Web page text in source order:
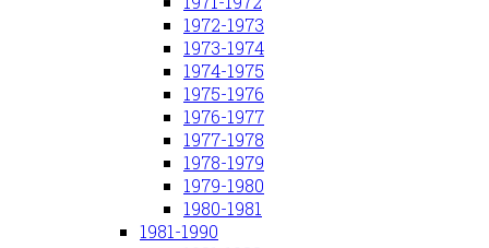
1972-1973
1973-1974
1974-1975
1975-1976
1976-1977
1977-1978
1978-1979
1979-1980
1980-1981
1981-1990